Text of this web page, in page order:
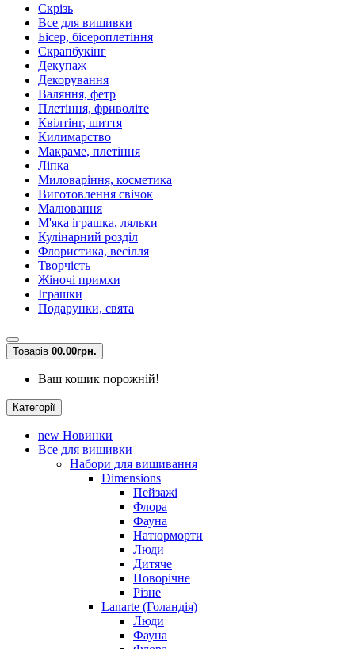
Скрізь
Все для вишивки
Бісер, бісероплетіння
Скрапбукінг
Декупаж
Декорування
Валяння, фетр
Плетіння, фриволіте
Квілтінг, шиття
Килимарство
Макраме, плетіння
Ліпка
Миловаріння, косметика
Виготовлення свічок
Малювання
М'яка іграшка, ляльки
Кулінарний розділ
Флористика, весілля
Творчість
Жіночі примхи
Іграшки
Подарунки, свята
Товарів 00.00грн.
Ваш кошик порожній!
Категорії
new Новинки
Все для вишивки
Набори для вишивання
Dimensions
Пейзажі
Флора
Фауна
Натюрморти
Люди
Дитяче
Новорічне
Різне
Lanarte (Голандія)
Люди
Фауна